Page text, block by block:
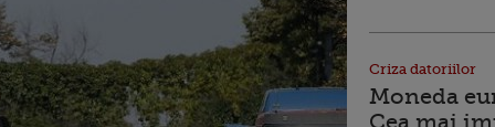
Criza datoriilor
Moneda